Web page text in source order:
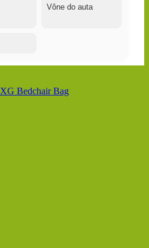
Vône do auta